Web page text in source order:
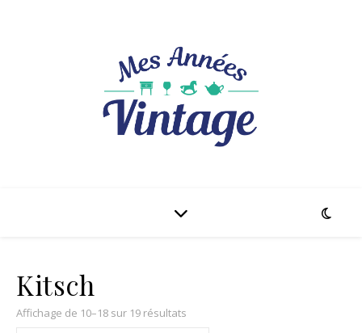
Kitsch
Affichage de 10–18 sur 19 résultats